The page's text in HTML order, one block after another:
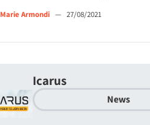
Marie Armondi — 27/08/2021
Icarus
News